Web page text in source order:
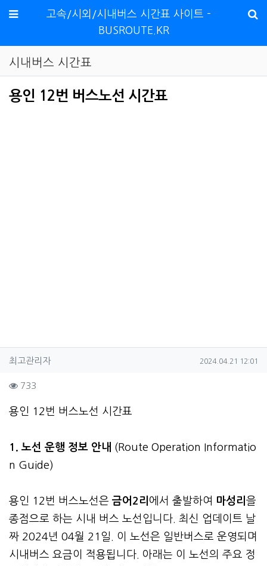
메뉴
고속/시외/시내버스 시간표 사이트 -
BUSROUTE.KR
시내버스 시간표
용인 12번 버스노선 시간표
작성자 정보
최고관리자작성 작성일
2024.04.21 12:01
컨텐츠 정보
733
본문
용인 12번 버스노선 시간표
1. 노선 운행 정보 안내 (Route Operation Informatio
n Guide)
용인 12번 버스노선은 금어2리 에서 출발하여 마성리 을
종점으로 하는 시내 버스 노선입니다. 최신 업데이트 날
짜 2024년 04월 21일. 이 노선은 일반버스로 운영되며
시내버스 요금이 적용됩니다. 아래는 이 노선의 주요 정